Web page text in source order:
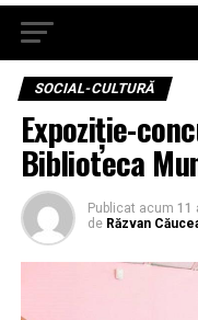
SOCIAL-CULTURĂ
Expoziție-
Biblioteca
Publicat acum 11
de Răzvan